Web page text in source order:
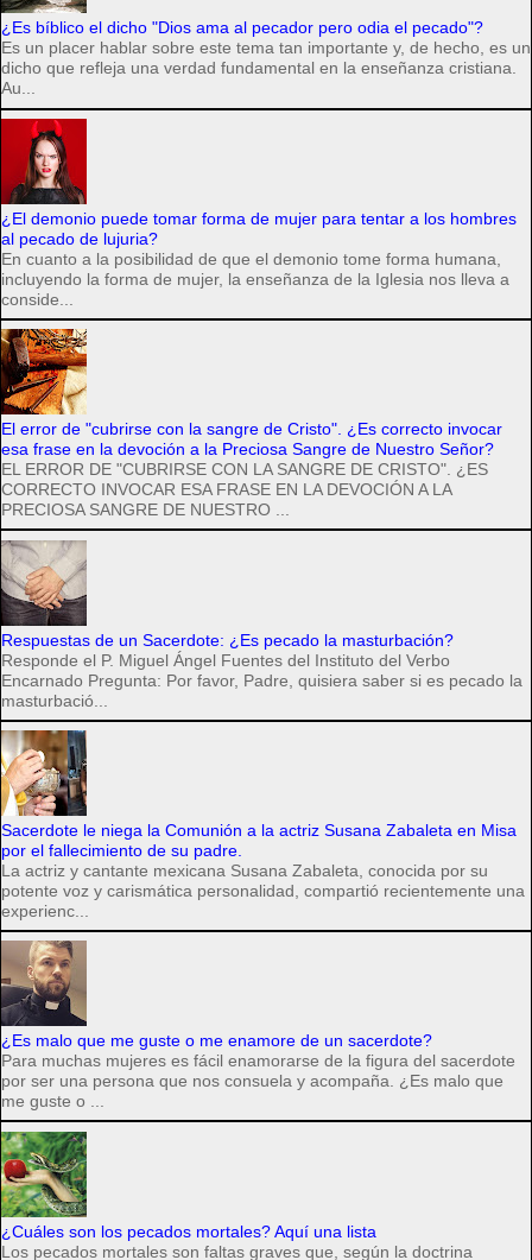
¿Es bíblico el dicho "Dios ama al pecador pero odia el pecado"?
Es un placer hablar sobre este tema tan importante y, de hecho, es un
dicho que refleja una verdad fundamental en la enseñanza cristiana.
Au...
¿El demonio puede tomar forma de mujer para tentar a los hombres
al pecado de lujuria?
En cuanto a la posibilidad de que el demonio tome forma humana,
incluyendo la forma de mujer, la enseñanza de la Iglesia nos lleva a
conside...
El error de "cubrirse con la sangre de Cristo". ¿Es correcto invocar
esa frase en la devoción a la Preciosa Sangre de Nuestro Señor?
EL ERROR DE "CUBRIRSE CON LA SANGRE DE CRISTO". ¿ES
CORRECTO INVOCAR ESA FRASE EN LA DEVOCIÓN A LA
PRECIOSA SANGRE DE NUESTRO ...
Respuestas de un Sacerdote: ¿Es pecado la masturbación?
Responde el P. Miguel Ángel Fuentes del Instituto del Verbo
Encarnado Pregunta: Por favor, Padre, quisiera saber si es pecado la
masturbació...
Sacerdote le niega la Comunión a la actriz Susana Zabaleta en Misa
por el fallecimiento de su padre.
La actriz y cantante mexicana Susana Zabaleta, conocida por su
potente voz y carismática personalidad, compartió recientemente una
experienc...
¿Es malo que me guste o me enamore de un sacerdote?
Para muchas mujeres es fácil enamorarse de la figura del sacerdote
por ser una persona que nos consuela y acompaña. ¿Es malo que
me guste o ...
¿Cuáles son los pecados mortales? Aquí una lista
Los pecados mortales son faltas graves que, según la doctrina